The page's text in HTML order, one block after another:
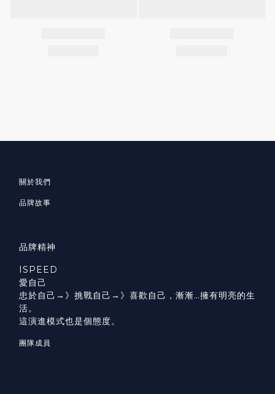
關於我們
品牌故事
品牌精神
ISPEED
愛自己
忠於自己→》挑戰自己→》喜歡自己，漸漸…擁有明亮的生
活。
這演進模式也是個態度。
團隊成員